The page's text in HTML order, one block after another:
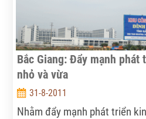
Bắc Giang: Đẩy mạnh
nhỏ và vừa
31-8-2011
Nhằm đẩy mạnh phát triển